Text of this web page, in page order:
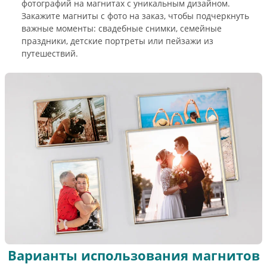
фотографий на магнитах с уникальным дизайном.
Закажите магниты с фото на заказ, чтобы подчеркнуть
важные моменты: свадебные снимки, семейные
праздники, детские портреты или пейзажи из
путешествий.
Варианты использования магнитов